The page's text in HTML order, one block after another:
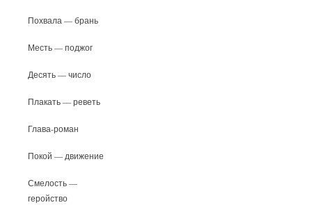
Похвала — брань
Месть — поджог
Десять — число
Плакать — реветь
Глава-роман
Покой — движение
Смелость —
геройство